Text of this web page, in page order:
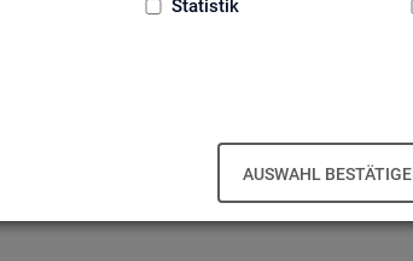
Statistik
AUSWAHL
Sta­tis­tik der Bun­des­agen­tur